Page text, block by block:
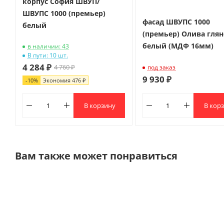
ШВУПС 1000 (премьер)
белый
в наличии: 43
В пути: 10 шт.
4 284 ₽ 4 760 ₽
-10% Экономия 476 ₽
В корзину
фасад ШВУПС 1000
(премьер) Олива
белый (МДФ 16мм)
под заказ
9 930 ₽
В
Вам также может понравиться